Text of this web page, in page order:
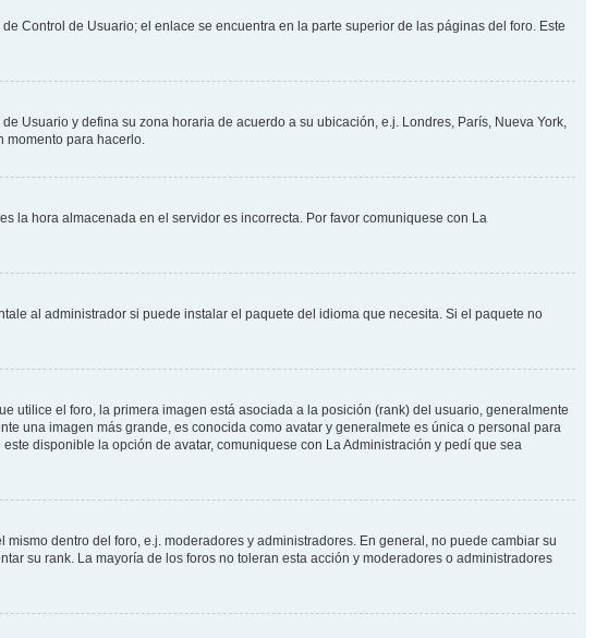
Control de Usuario; el enlace se encuentra en la parte superior de las páginas del foro. Este
Usuario y defina su zona horaria de acuerdo a su ubicación, e.j. Londres, París, Nueva York,
momento para hacerlo.
la hora almacenada en el servidor es incorrecta. Por favor comuniquese con La
al administrador si puede instalar el paquete del idioma que necesita. Si el paquete no
utilice el foro, la primera imagen está asociada a la posición (rank) del usuario, generalmente
una imagen más grande, es conocida como avatar y generalmete es única o personal para
disponible la opción de avatar, comuniquese con La Administración y pedí que sea
dentro del foro, e.j. moderadores y administradores. En general, no puede cambiar su
su rank. La mayoría de los foros no toleran esta acción y moderadores o administradores